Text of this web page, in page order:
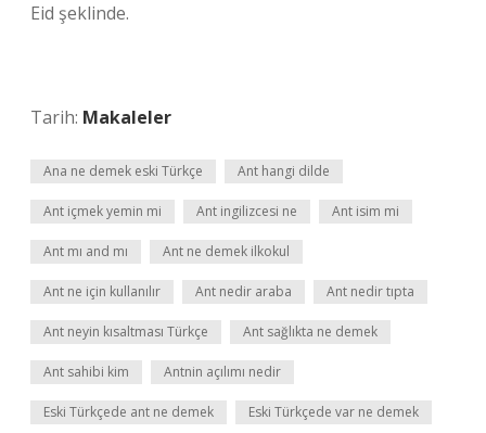
Eid şeklinde.
Tarih: Makaleler
Ana ne demek eski Türkçe Ant hangi dilde
Ant içmek yemin mi Ant ingilizcesi ne Ant isim mi
Ant mı and mı Ant ne demek ilkokul
Ant ne için kullanılır Ant nedir araba Ant nedir tıpta
Ant neyin kısaltması Türkçe Ant sağlıkta ne demek
Ant sahibi kim Antnin açılımı nedir
Eski Türkçede ant ne demek Eski Türkçede var ne demek